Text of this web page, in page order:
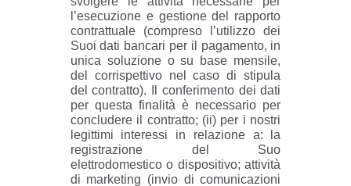
l’esecuzione e gestione del rapporto
contrattuale (compreso l’utilizzo dei
Suoi dati bancari per il pagamento, in
unica soluzione o su base mensile,
del corrispettivo nel caso di stipula
del contratto). Il conferimento dei dati
per questa finalità è necessario per
concludere il contratto; (ii) per i nostri
legittimi interessi in relazione a: la
registrazione del Suo
elettrodomestico o dispositivo; attività
di marketing (invio di comunicazioni